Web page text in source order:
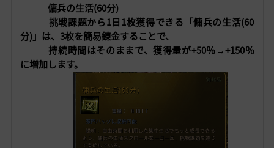
傭兵の生活(60分)
挑戦課題から1日1枚獲得できる「傭兵の生活(60
分)」は、3枚を簡易錬金することで、
持続時間はそのままで、獲得量が+50％→+150％
に増加します。